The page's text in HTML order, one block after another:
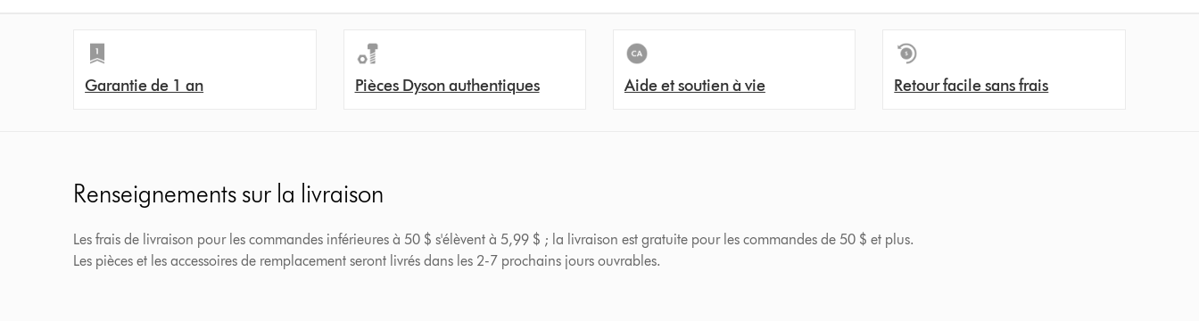
Garantie de 1 an Pièces Dyson authentiques Aide et soutien à vie Retour facile sans frais
Renseignements sur la livraison
Les frais de livraison pour les commandes inférieures à 50 $ s'élèvent à 5,99 $ ; la livraison est gratuite pour les commandes de 50 $ et plus.
Les pièces et les accessoires de remplacement seront livrés dans les 2-7 prochains jours ouvrables.